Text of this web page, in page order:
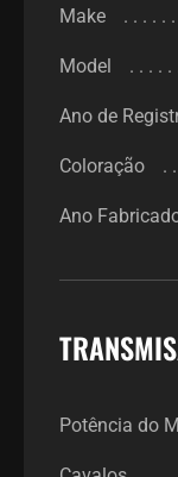
Make
Model
Ano de
Coloração
Ano
Potência do